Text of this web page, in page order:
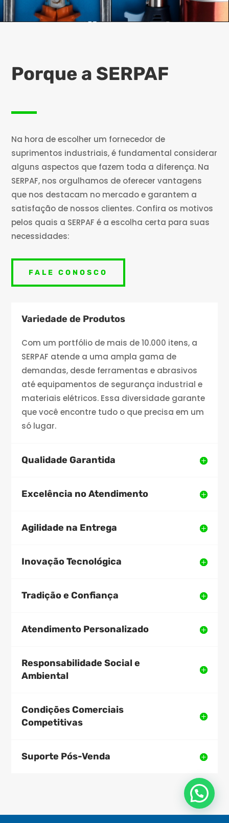
Porque a SERPAF
Na hora de escolher um fornecedor de
suprimentos industriais, é fundamental considerar
alguns aspectos que fazem toda a diferença. Na
SERPAF, nos orgulhamos de oferecer vantagens
que nos destacam no mercado e garantem a
satisfação de nossos clientes. Confira os motivos
pelos quais a SERPAF é a escolha certa para suas
necessidades:
FALE CONOSCO
Variedade de Produtos
Com um portfólio de mais de 10.000 itens, a
SERPAF atende a uma ampla gama de
demandas, desde ferramentas e abrasivos
até equipamentos de segurança industrial e
materiais elétricos. Essa diversidade garante
que você encontre tudo o que precisa em um
só lugar.
Qualidade Garantida
Excelência no Atendimento
Agilidade na Entrega
Inovação Tecnológica
Tradição e Confiança
Atendimento Personalizado
Responsabilidade Social e
Ambiental
Condições Comerciais
Competitivas
Suporte Pós-Venda